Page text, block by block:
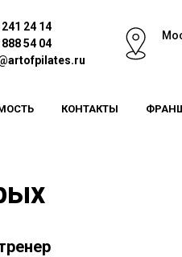
24 14
54 04
КОНТАКТЫ